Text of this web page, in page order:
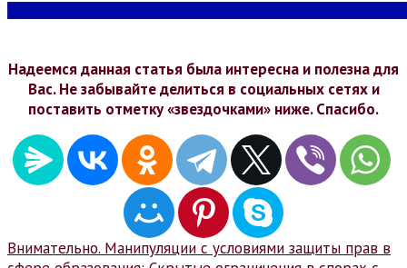
Надеемся данная статья была интересна и полезна для
Вас. Не забывайте делиться в социальных сетях и
поставить отметку «звездочками» ниже. Спасибо.
Навигация
Внимательно. Манипуляции с условиями защиты прав в